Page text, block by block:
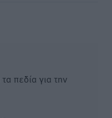
πεδία για την